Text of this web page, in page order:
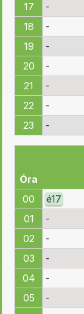
17
-
18
-
19
-
20
-
21
-
22
-
23
-
Óra
00
é17
01
-
02
-
03
-
04
-
05
-